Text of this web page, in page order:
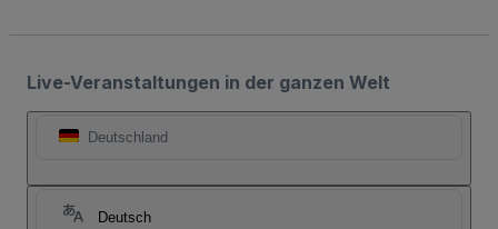
Live-Veranstaltungen in der ganzen Welt
Deutschland
Deutsch